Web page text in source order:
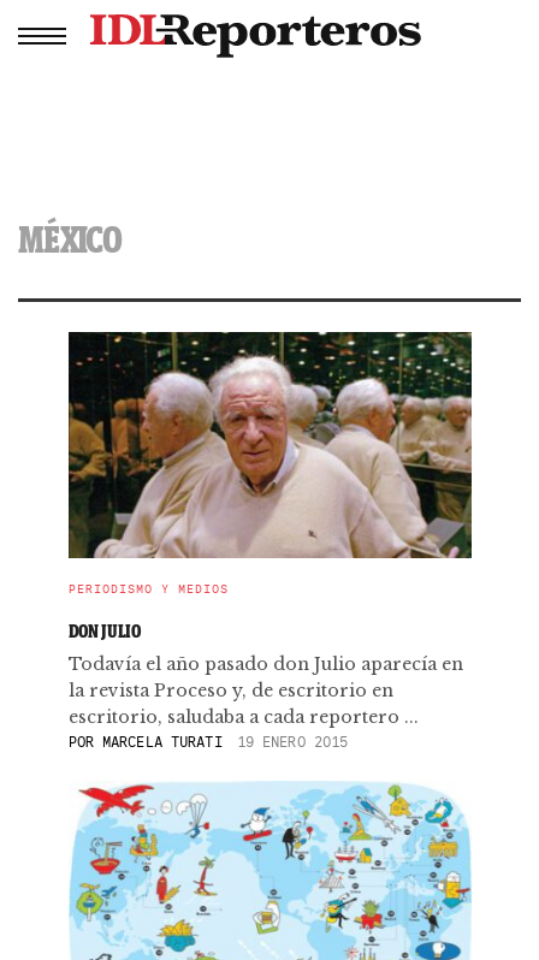
MÉXICO
PERIODISMO Y MEDIOS
DON JULIO
Todavía el año pasado don Julio aparecía en
la revista Proceso y, de escritorio en
escritorio, saludaba a cada reportero ...
PORMARCELA TURATI 19 ENERO 2015